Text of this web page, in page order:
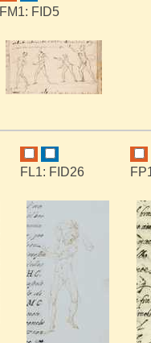
FM1: FID5
FL1: FID26